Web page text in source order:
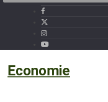
Economie